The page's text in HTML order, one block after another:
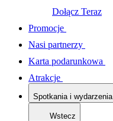
Dołącz Teraz
Promocje
Nasi partnerzy
Karta podarunkowa
Atrakcje
Spotkania i wydarzenia
Wstecz